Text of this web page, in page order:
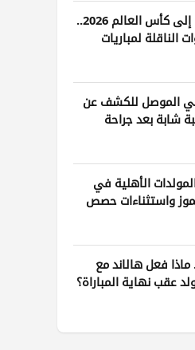
من ودية الأربعاء إلى كأس العالم 2026..
الناقلة لمباريات
الموصل للكشف عن
شابة بعد جراحة
الأهلية في
واستثناءات حصص
ماذا فعل هالاند مع
عقب نهاية المباراة؟